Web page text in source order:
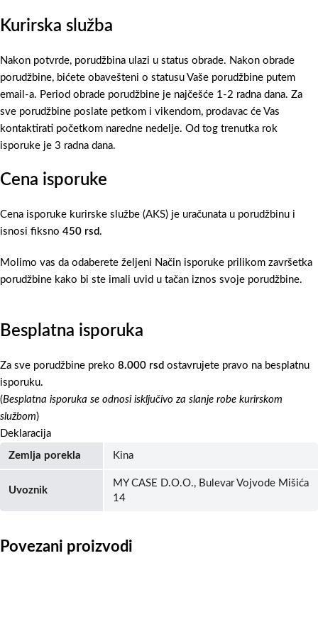
Kurirska služba
Nakon potvrde, porudžbina ulazi u status obrade. Nakon obrade
porudžbine, bićete obavešteni o statusu Vaše porudžbine putem
email-a. Period obrade porudžbine je najčešće 1-2 radna dana. Za
sve porudžbine poslate petkom i vikendom, prodavac će Vas
kontaktirati početkom naredne nedelje. Od tog trenutka rok
isporuke je 3 radna dana.
Cena isporuke
Cena isporuke kurirske službe (AKS) je uračunata u porudžbinu i
isnosi fiksno 450 rsd.
Molimo vas da odaberete željeni Način isporuke prilikom završetka
porudžbine kako bi ste imali uvid u tačan iznos svoje porudžbine.
Besplatna isporuka
Za sve porudžbine preko 8.000 rsd ostavrujete pravo na besplatnu
isporuku.
(Besplatna isporuka se odnosi isključivo za slanje robe kurirskom
službom)
Deklaracija
Zemlja porekla Kina
Uvoznik
MY CASE D.O.O., Bulevar Vojvode Mišića
14
Povezani proizvodi